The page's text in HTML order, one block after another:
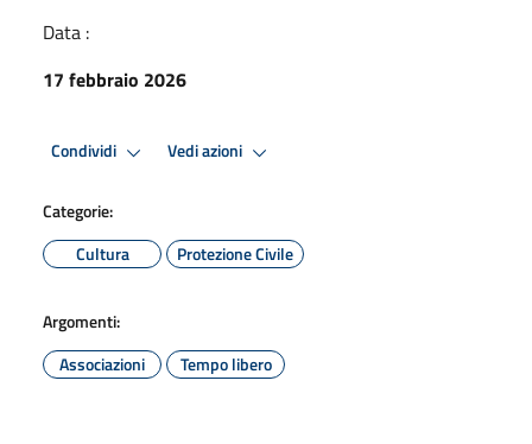
Data :
17 febbraio 2026
Condividi Vedi azioni
Categorie:
Cultura
Protezione Civile
Argomenti:
Associazioni
Tempo libero